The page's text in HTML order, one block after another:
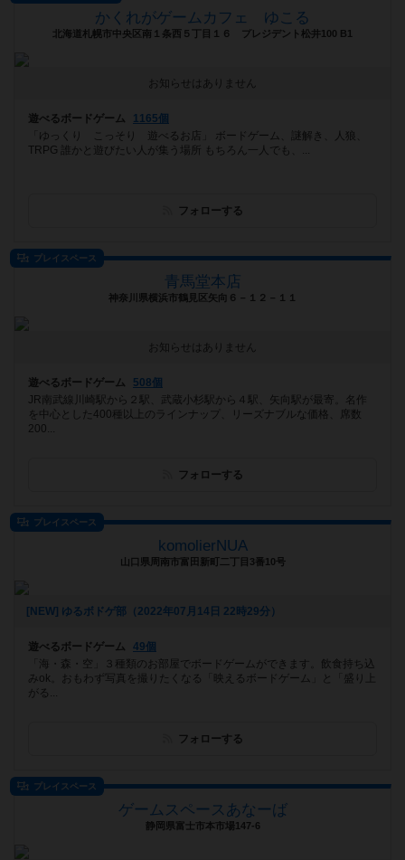
かくれがゲームカフェ ゆこる
北海道札幌市中央区南１条西５丁目１６ プレジデント松井100 B1
お知らせはありません
遊べるボードゲーム
1165個
「ゆっくり こっそり 遊べるお店」 ボードゲーム、謎解き、人狼、
TRPG 誰かと遊びたい人が集う場所 もちろん一人でも、...
フォローする
プレイスペース
青馬堂本店
神奈川県横浜市鶴見区矢向６－１２－１１
お知らせはありません
遊べるボードゲーム
508個
JR南武線川崎駅から２駅、武蔵小杉駅から４駅、矢向駅が最寄。名作
を中心とした400種以上のラインナップ、リーズナブルな価格、席数
200...
フォローする
プレイスペース
komolierNUA
山口県周南市富田新町二丁目3番10号
[NEW] ゆるボドゲ部（2022年07月14日 22時29分）
遊べるボードゲーム
49個
「海・森・空」３種類のお部屋でボードゲームができます。飲食持ち込
みok。おもわず写真を撮りたくなる「映えるボードゲーム」と「盛り上
がる...
フォローする
プレイスペース
ゲームスペースあなーば
静岡県富士市本市場147-6